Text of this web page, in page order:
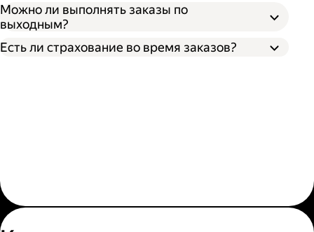
Можно ли выполнять заказы по
выходным?
Есть ли страхование во время заказов?